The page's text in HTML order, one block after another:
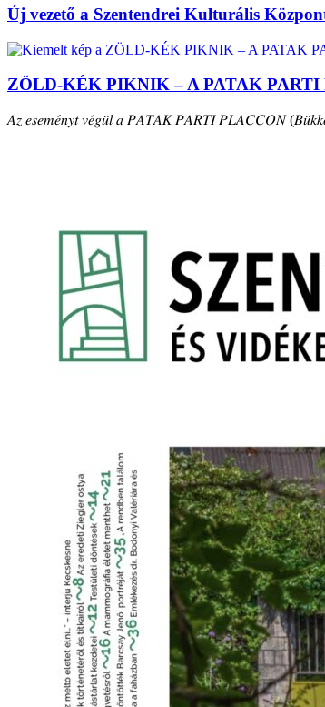
Új vezető a Szentendrei Kulturális
ZÖLD-KÉK PIKNIK – A PATAK PARTI
𝐴𝑧 𝑒𝑠𝑒𝑚𝑒́𝑛𝑦𝑡 𝑣𝑒́𝑔𝑢̈𝑙 𝑎 𝑃𝐴𝑇𝐴𝐾 𝑃𝐴𝑅𝑇𝐼 𝑃𝐿𝐴𝐶𝐶𝑂𝑁 (𝐵𝑢̈𝑘𝑘𝑜̈𝑠